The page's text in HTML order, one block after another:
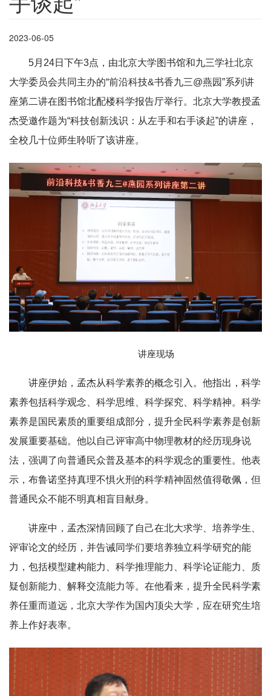
2023-06-05
5月24日下午3点，由北京大学图书馆和九三学社北京
大学委员会共同主办的“前沿科技&书香九三@燕园”系列讲
座第二讲在图书馆北配楼科学报告厅举行。北京大学教授孟
杰受邀作题为“科技创新浅识：从左手和右手谈起”的讲座，
全校几十位师生聆听了该讲座。
讲座现场
讲座伊始，孟杰从科学素养的概念引入。他指出，科学
素养包括科学观念、科学思维、科学探究、科学精神。科学
素养是国民素质的重要组成部分，提升全民科学素养是创新
发展重要基础。他以自己评审高中物理教材的经历现身说
法，强调了向普通民众普及基本的科学观念的重要性。他表
示，布鲁诺坚持真理不惧火刑的科学精神固然值得敬佩，但
普通民众不能不明真相盲目献身。
讲座中，孟杰深情回顾了自己在北大求学、培养学生、
评审论文的经历，并告诫同学们要培养独立科学研究的能
力，包括模型建构能力、科学推理能力、科学论证能力、质
疑创新能力、解释交流能力等。在他看来，提升全民科学素
养任重而道远，北京大学作为国内顶尖大学，应在研究生培
养上作好表率。